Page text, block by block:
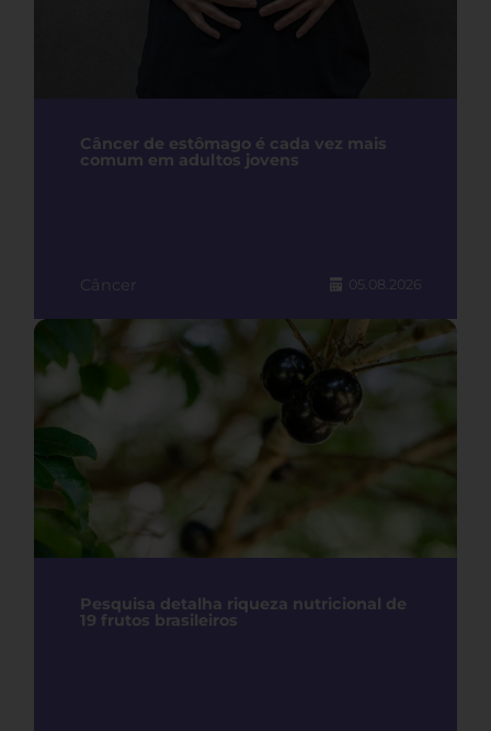
Câncer de estômago é cada vez mais
comum em adultos jovens
Câncer 05.08.2026
Pesquisa detalha riqueza nutricional de
19 frutos brasileiros